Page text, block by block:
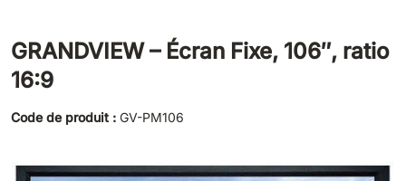
GRANDVIEW – Écran Fixe, 106″, ratio
16:9
Code de produit : GV-PM106